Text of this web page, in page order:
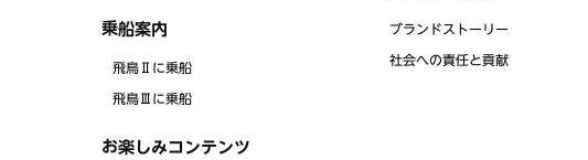
乗船案内
飛鳥Ⅱに乗船
飛鳥Ⅲに乗船
お楽しみコンテンツ
ブランドストーリー
社会への責任と貢献